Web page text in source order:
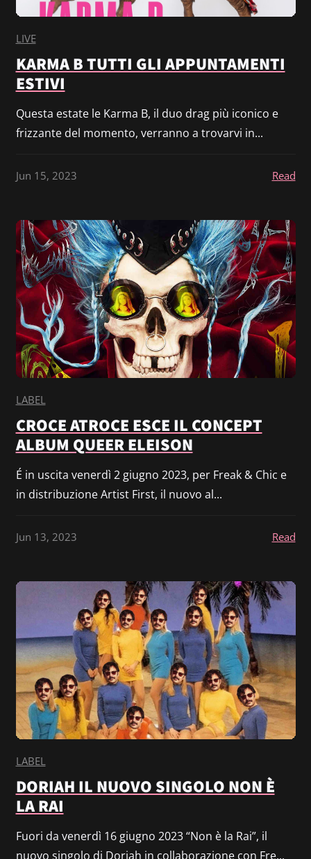
LIVE
KARMA B TUTTI GLI APPUNTAMENTI
ESTIVI
Questa estate le Karma B, il duo drag più iconico e
frizzante del momento, verranno a trovarvi in...
Jun 15, 2023 Read
LABEL
CROCE ATROCE ESCE IL CONCEPT
ALBUM QUEER ELEISON
É in uscita venerdì 2 giugno 2023, per Freak & Chic e
in distribuzione Artist First, il nuovo al...
Jun 13, 2023 Read
LABEL
DORIAH IL NUOVO SINGOLO NON È
LA RAI
Fuori da venerdì 16 giugno 2023 “Non è la Rai”, il
nuovo singolo di Doriah in collaborazione con Fre...